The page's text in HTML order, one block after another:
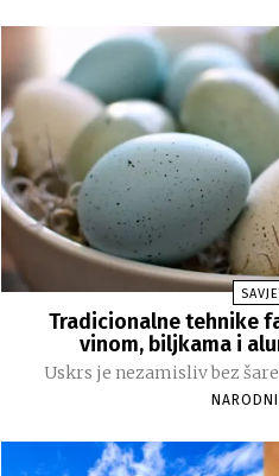
Tradicionalne tehnike
vinom, biljkama i
Uskrs je nezamisliv bez